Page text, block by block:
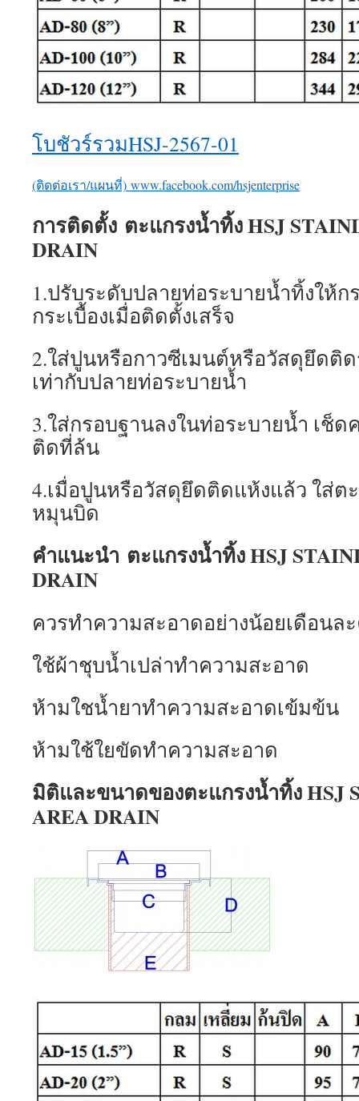
โบชัวร์รวมHSJ-2567-01
(ติดต่อเรา/แผนที่) www.facebook.com/hsjenterprise
การติดตั้ง ตะแกรงน้ำทิ้ง HSJ
DRAIN
1.ปรับระดับปลายท่อระบายน้ำทิ้งให้
กระเบื้องเมื่อติดตั้งเสร็จ
2.ใส่ปูนหรือกาวซีเมนต์หรือวัสดุยึดติ
เท่ากับปลายท่อระบายน้ำ
3.ใส่กรอบฐานลงในท่อระบายน้ำ เช็
ติดที่ล้น
4.เมื่อปูนหรือวัสดุยึดติดแห้งแล้ว ใส่ต
หมุนบิด
คำแนะนำ ตะแกรงน้ำทิ้ง HSJ
DRAIN
ควรทำความสะอาดอย่างน้อยเดือนล
ใช้ผ้าชุบน้ำเปล่าทำความสะอาด
ห้ามใชน้ำยาทำความสะอาดเข้มข้น
ห้ามใช้ใยขัดทำความสะอาด
มิติและขนาดของตะแกรงน้ำทิ้ง HSJ
AREA DRAIN